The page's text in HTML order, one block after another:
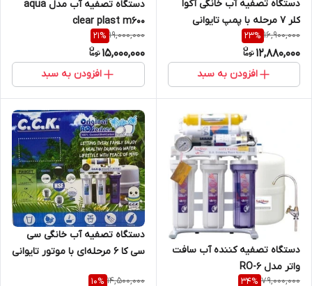
دستگاه تصفیه آب خانگی آکوا
کلر 7 مرحله با پمپ تایوانی
گارانتی تسفیه تسویه تصویه
16,900,000
23%
12,880,000
افزودن به سبد
دستگاه تصفیه آب مدل aqua
clear plast m600
19,000,000
21%
15,000,000
افزودن به سبد
دستگاه تصفیه کننده آب سافت
واتر مدل RO-6
79,000,000
34%
دستگاه تصفیه آب خانگی سی
سی کا ۶ مرحله‌ای با موتور تایوانی
14,500,000
10%